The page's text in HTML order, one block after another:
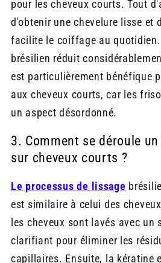
pour les cheveux courts. Tout
d'obtenir une chevelure lisse et
facilite le coiffage au
brésilien réduit
est particulièrement bénéfique
aux cheveux courts, car les
un aspect désordonné.
3. Comment se déroule
sur cheveux courts ?
Le processus de lissage
est similaire à celui des
les cheveux sont lavés avec un
clarifiant pour éliminer les
capillaires. Ensuite, la kératine